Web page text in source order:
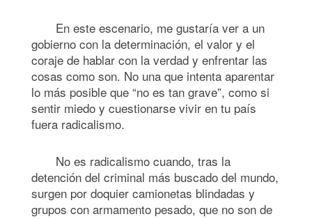
En este escenario, me gustaría ver a un
gobierno con la determinación, el valor y el
coraje de hablar con la verdad y enfrentar las
cosas como son. No una que intenta aparentar
lo más posible que “no es tan grave”, como si
sentir miedo y cuestionarse vivir en tu país
fuera radicalismo.
No es radicalismo cuando, tras la
detención del criminal más buscado del mundo,
surgen por doquier camionetas blindadas y
grupos con armamento pesado, que no son de